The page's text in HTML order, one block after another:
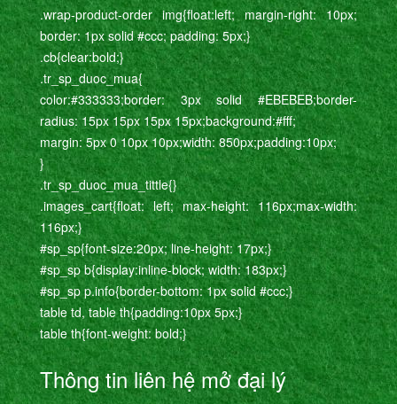
.wrap-product-order img{float:left; margin-right: 10px;
border: 1px solid #ccc; padding: 5px;}
.cb{clear:bold;}
.tr_sp_duoc_mua{
color:#333333;border: 3px solid #EBEBEB;border-
radius: 15px 15px 15px 15px;background:#fff;
margin: 5px 0 10px 10px;width: 850px;padding:10px;
}
.tr_sp_duoc_mua_tittle{}
.images_cart{float: left; max-height: 116px;max-width:
116px;}
#sp_sp{font-size:20px; line-height: 17px;}
#sp_sp b{display:inline-block; width: 183px;}
#sp_sp p.info{border-bottom: 1px solid #ccc;}
table td, table th{padding:10px 5px;}
table th{font-weight: bold;}
Thông tin liên hệ mở đại lý